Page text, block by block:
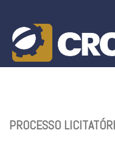
content
PROCESSO